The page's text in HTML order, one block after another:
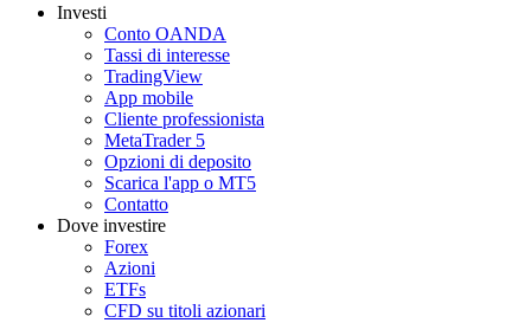
Investi
Conto OANDA
Tassi di interesse
TradingView
App mobile
Cliente professionista
MetaTrader 5
Opzioni di deposito
Scarica l'app o MT5
Contatto
Dove investire
Forex
Azioni
ETFs
CFD su titoli azionari